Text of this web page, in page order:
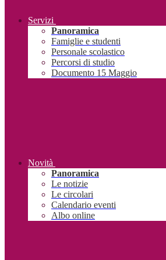
Servizi
Panoramica
Famiglie e studenti
Personale scolastico
Percorsi di studio
Documento 15 Maggio
Novità
Panoramica
Le notizie
Le circolari
Calendario eventi
Albo online